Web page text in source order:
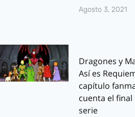
Agosto 3, 2021
Dragones y
Así es
capítulo
cuenta el final
serie